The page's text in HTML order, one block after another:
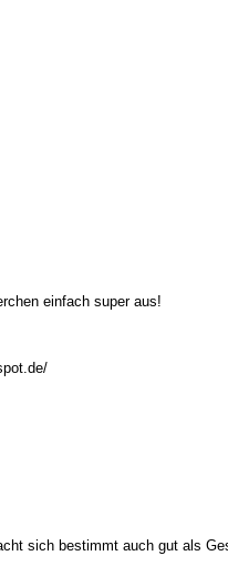
einfach super aus!
sich bestimmt auch gut als